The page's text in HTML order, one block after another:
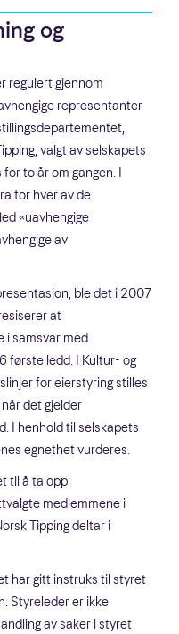
og
regulert gjennom
representanter
valgt av selskapets
to år om gangen. I
for hver av de
«uavhengige
av
ble det i 2007
at
i samsvar med
første ledd. I Kultur- og
for eierstyring stilles
det gjelder
I henhold til selskapets
egnethet vurderes.
til å ta opp
medlemmene i
Tipping deltar i
har gitt instruks til styret
Styreleder er ikke
av saker i styret